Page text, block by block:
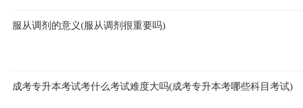
服从调剂的意义(服从调剂很重要吗)
成考专升本考试考什么考试难度大吗(成考专升本考哪些科目考试)